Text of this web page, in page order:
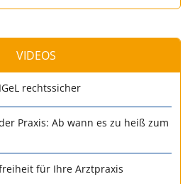
VIDEOS
rechtssicher
Praxis: Ab wann es zu heiß zum
für Ihre Arztpraxis